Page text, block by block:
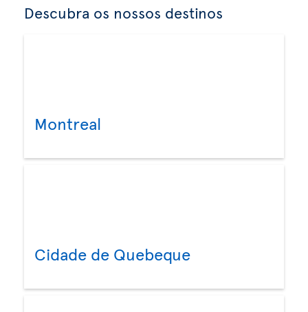
Descubra os nossos destinos
Montreal
Cidade de Quebeque